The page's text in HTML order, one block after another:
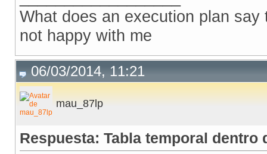
What does an execution plan
not happy with me
06/03/2014, 11:21
mau_87lp
Respuesta: Tabla temporal dentro